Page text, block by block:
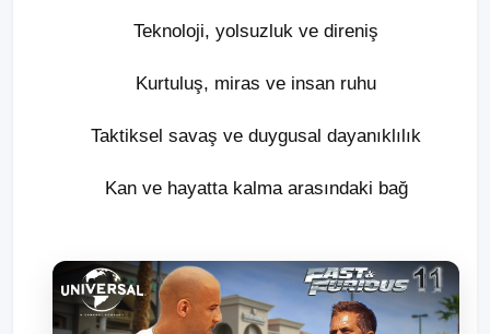
Teknoloji, yolsuzluk ve direniş
Kurtuluş, miras ve insan ruhu
Taktiksel savaş ve duygusal dayanıklılık
Kan ve hayatta kalma arasındaki bağ